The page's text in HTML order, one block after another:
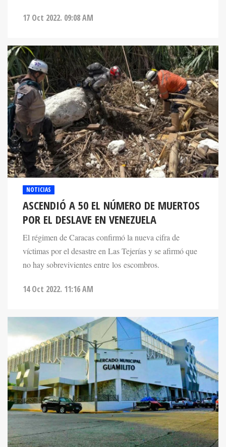
17 Oct 2022. 09:08 AM
NOTICIAS
ASCENDIÓ A 50 EL NÚMERO DE MUERTOS
POR EL DESLAVE EN VENEZUELA
El régimen de Caracas confirmó la nueva cifra de
víctimas por el desastre en Las Tejerías y se afirmó que
no hay sobrevivientes entre los escombros.
14 Oct 2022. 11:16 AM